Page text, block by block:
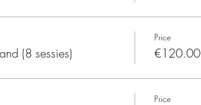
(8 sessies)
Price
€120.00
Price